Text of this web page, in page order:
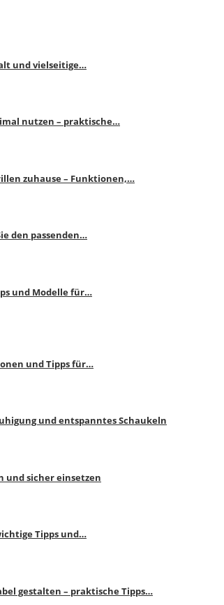
und vielseitige…
nutzen – praktische…
zuhause – Funktionen,…
den passenden…
und Modelle für…
und Tipps für…
und entspanntes Schaukeln
und sicher einsetzen
Tipps und…
gestalten – praktische Tipps…